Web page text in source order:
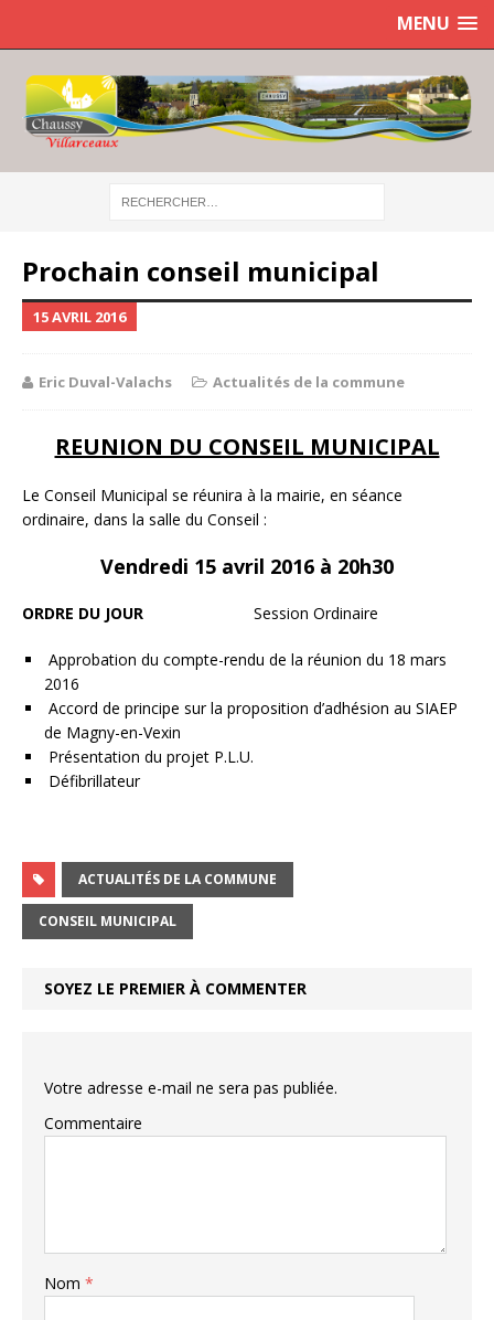
MENU
Prochain conseil municipal
15 AVRIL 2016
Eric Duval-Valachs Actualités de la commune
REUNION DU CONSEIL MUNICIPAL
Le Conseil Municipal se réunira à la mairie, en séance
ordinaire, dans la salle du Conseil :
Vendredi 15 avril 2016 à 20h30
ORDRE DU JOUR Session Ordinaire
Approbation du compte-rendu de la réunion du 18 mars
2016
Accord de principe sur la proposition d’adhésion au SIAEP
de Magny-en-Vexin
Présentation du projet P.L.U.
Défibrillateur
ACTUALITÉS DE LA COMMUNE
CONSEIL MUNICIPAL
SOYEZ LE PREMIER À COMMENTER
Votre adresse e-mail ne sera pas publiée.
Commentaire
Nom *